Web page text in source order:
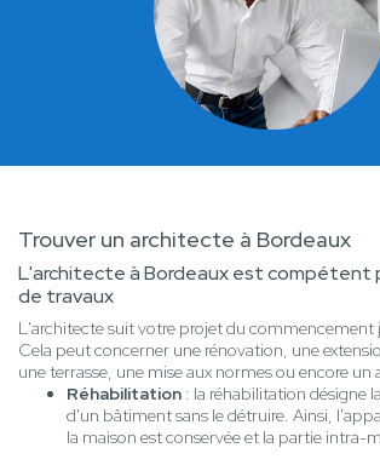
Trouver un architecte à Bordeaux
L'architecte à Bordeaux est compétent
de travaux
L'architecte suit votre projet du commencement
Cela peut concerner une rénovation, une
une terrasse, une mise aux normes ou encore un
Réhabilitation : la réhabilitation désigne
d'un bâtiment sans le détruire. Ainsi,
la maison est conservée et la partie intra-